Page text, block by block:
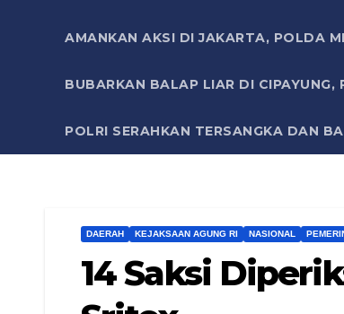
AMANKAN AKSI DI JAKARTA, POLDA
BUBARKAN BALAP LIAR DI
POLRI SERAHKAN TERSANGKA DAN
DAERAH KEJAKSAAN AGUNG RI NASIONAL
14 Saksi